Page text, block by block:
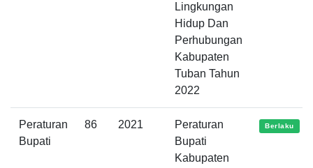
Lingkungan
Hidup Dan
Perhubungan
Kabupaten
Tuban Tahun
2022
Peraturan
Bupati
86 2021
Peraturan
Bupati
Kabupaten
Berlaku